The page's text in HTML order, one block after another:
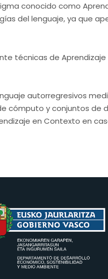
conocido como
del lenguaje, ya que
técnicas de
autorregresivos
cómputo y conjuntos de
en Contexto en